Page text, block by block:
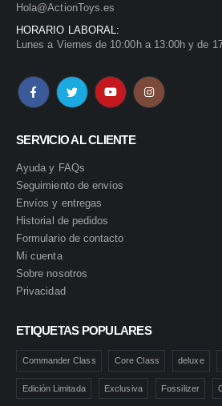
Hola@ActionToys.es
HORARIO LABORAL:
Lunes a Viernes de 10:00h a 13:00h y de
SERVICIO AL CLIENTE
Ayuda y FAQs
Seguimiento de envíos
Envíos y entregas
Historial de pedidos
Formulario de contacto
Mi cuenta
Sobre nosotros
Privacidad
ETIQUETAS POPULARES
Commander Class Core Class deluxe
Edición Limitada Exclusiva Fossilizer